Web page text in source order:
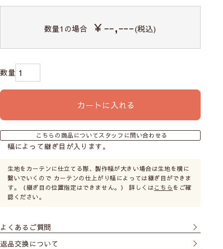
お子様の手に届かないように、チェーンをくるくると
巻いて付属のクリップで留めておくことができます。
シェードカーテンの操作コードの位置を左右どちらか
お選びいただけます。お部屋の間取りや窓の位置に合
わせてご自由にお選びください。
特にご希望がない場合は右操作タイプで仕上げます。
取り付け方によってサイズが変わります
数量1の場合 ￥--,---(税込)
カートに入れる
こちらの商品についてスタッフに問い合わせる
幅によって継ぎ目が入ります。
生地をカーテンに仕立てる際、製作幅が大きい場合は生地を横に
繋いでいくので カーテンの仕上がり幅によっては継ぎ目ができま
す。（継ぎ目の位置指定はできません。） 詳しくはこちら をご確
認ください。
よくあるご質問
返品交換について